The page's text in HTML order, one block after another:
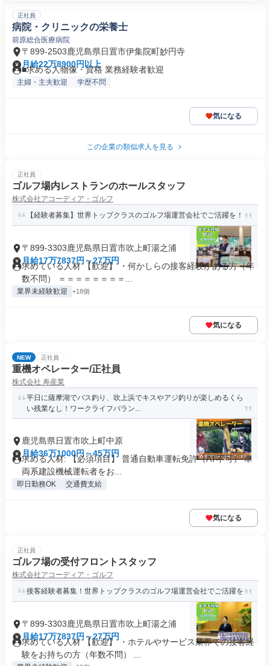
正社員
病院・クリニックの栄養士
前原総合医療病院
〒899-2503鹿児島県日置市伊集院町妙円寺
月給22万8900円以上
■求める人物像・資格 業務経験者歓迎
主婦・主夫歓迎 学歴不問
気になる
この企業の類似求人を見る
正社員
ゴルフ場内レストランのホールスタッフ
株式会社アコーディア・ゴルフ
【経験者募集】世界トップクラスのゴルフ場運営会社でご活躍を！
〒899-3303鹿児島県日置市吹上町湯之浦
月給17万7837円～27万円
求めている人材 【歓迎】 ・何かしらの接客経験がある方（年
数不問） ＝＝＝＝＝＝＝＝...
業界未経験歓迎 +18個
気になる
NEW 正社員
重機オペレーター/正社員
株式会社 寿産業
平日に薩摩湖でバス釣り、吹上浜でキスやアジ釣りが楽しめるくら
い残業なし！ワークライフバラン...
鹿児島県日置市吹上町中原
月給36万1000円～45万円
求める人材: 【必須項目】 普通自動車運転免許（AT不可） 車
両系建設機械運転者をお...
即日勤務OK 交通費支給
気になる
正社員
ゴルフ場の受付フロントスタッフ
株式会社アコーディア・ゴルフ
接客経験者募集！世界トップクラスのゴルフ場運営会社でご活躍を
〒899-3303鹿児島県日置市吹上町湯之浦
月給17万7837円～27万円
求めている人材 【歓迎】 ・ホテルやサービス業界での接客経
験をお持ちの方（年数不問） ...